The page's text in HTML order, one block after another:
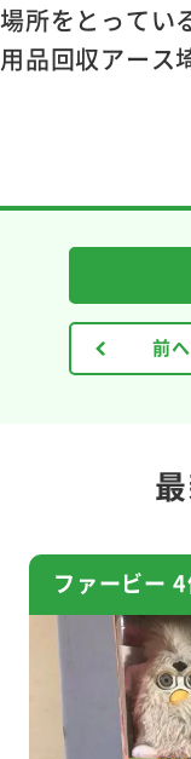
場所をとってい
用品回収アース
前へ
ファービー